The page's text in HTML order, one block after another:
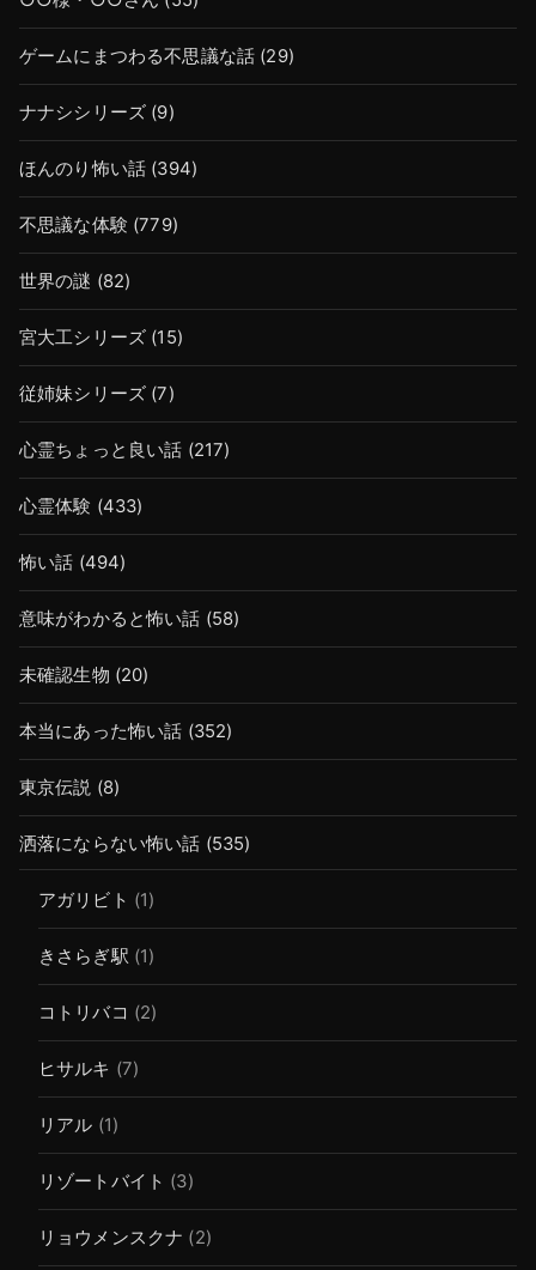
ゲームにまつわる不思議な話 (29)
ナナシシリーズ (9)
ほんのり怖い話 (394)
不思議な体験 (779)
世界の謎 (82)
宮大工シリーズ (15)
従姉妹シリーズ (7)
心霊ちょっと良い話 (217)
心霊体験 (433)
怖い話 (494)
意味がわかると怖い話 (58)
未確認生物 (20)
本当にあった怖い話 (352)
東京伝説 (8)
洒落にならない怖い話 (535)
アガリビト (1)
きさらぎ駅 (1)
コトリバコ (2)
ヒサルキ (7)
リアル (1)
リゾートバイト (3)
リョウメンスクナ (2)